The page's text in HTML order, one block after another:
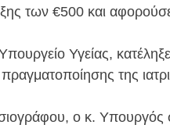
των €500 και
Υγείας,
της
ο κ. Υπουργός